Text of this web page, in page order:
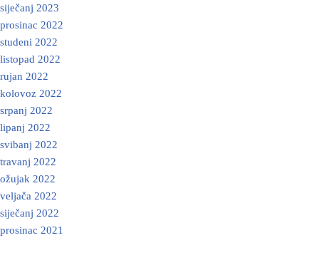
siječanj 2023
prosinac 2022
studeni 2022
listopad 2022
rujan 2022
kolovoz 2022
srpanj 2022
lipanj 2022
svibanj 2022
travanj 2022
ožujak 2022
veljača 2022
siječanj 2022
prosinac 2021